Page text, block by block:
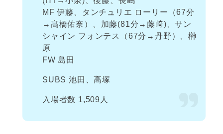
MF 伊藤、タンチュリエ ローリー（67分
→髙橋佑奈）、加藤(81分→藤﨑)、サン
シャイン フォンテス（67分→丹野）、榊
原
FW 島田
SUBS 池田、高塚
入場者数 1,509人